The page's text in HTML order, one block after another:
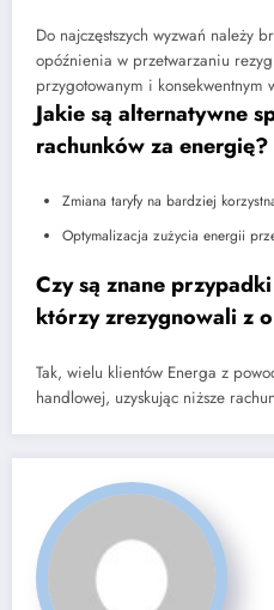
Do najczęstszych wyzwań należy
opóźnienia w przetwarzaniu
przygotowanym i konsekwentnym
Jakie są alternatywne
rachunków za energię?
Zmiana taryfy na bardziej
Optymalizacja zużycia energii
Czy są znane
którzy zrezygnowali z
Tak, wielu klientów Energa z
handlowej, uzyskując niższe